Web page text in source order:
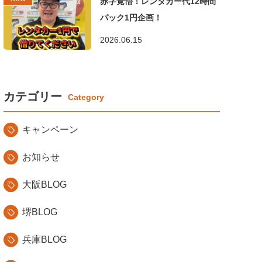
パック1円企画！
2026.06.15
カテゴリー
キャンペーン
お知らせ
大阪BLOG
堺BLOG
兵庫BLOG